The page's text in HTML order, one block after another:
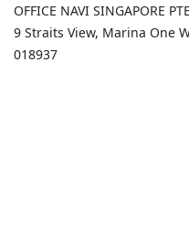
OFFICE NAVI SINGAPORE
9 Straits View, Marina One
018937